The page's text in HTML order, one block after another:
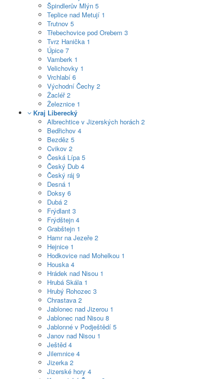
Špindlerův Mlýn 5
Teplice nad Metují 1
Trutnov 5
Třebechovice pod Orebem 3
Tvrz Hanička 1
Úpice 7
Vamberk 1
Velichovky 1
Vrchlabí 6
Východní Čechy 2
Žacléř2
Železnice 1
Kraj Liberecký
Albrechtice v Jizerských horách 2
Bedřichov 4
Bezděz 5
Cvikov 2
Česká Lípa 5
Český Dub 4
Český ráj 9
Desná 1
Doksy 6
Dubá 2
Frýdlant 3
Frýdštejn 4
Grabštejn 1
Hamr na Jezeře 2
Hejnice 1
Hodkovice nad Mohelkou 1
Houska 4
Hrádek nad Nisou 1
Hrubá Skála 1
Hrubý Rohozec 3
Chrastava 2
Jablonec nad Jizerou 1
Jablonec nad Nisou 8
Jablonné v Podještědí 5
Janov nad Nisou 1
Ještěd 4
Jilemnice 4
Jizerka 2
Jizerské hory 4